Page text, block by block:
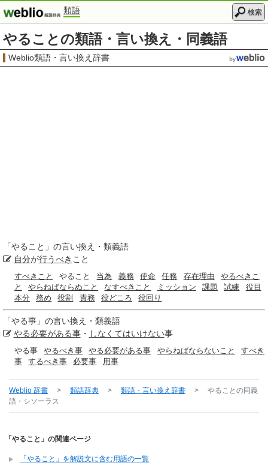
類語 検索
やることの類語・言い換え・同義語
Weblio類語・言い換え辞書
「やること 」の言い換え・類義語
自分が行うべき こと
すべきこと やること 当為 義務 使命 任務 存在理由
やるべきこ
と
やらねばならぬこと なすべきこと ミッション 課題 試練
役目
本分
務め 役割 責務 役どころ 役回り
「やる事 」の言い換え・類義語
やる必要がある事・ しなくてはいけない事
やる事 やるべき事 やる必要がある事 やらねばならないこと
すべき
事
するべき事 必要事 用事
Weblio 辞書 > 類語辞典 > 類語・言い換え辞書 > やること の同義
語・シソーラス
「やること」の関連ページ
「やること」を解説文に含む用語の一覧